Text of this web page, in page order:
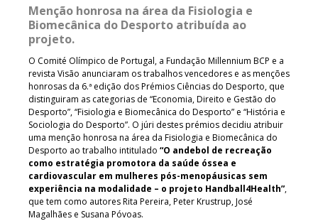
Menção honrosa na área da Fisiologia e
Biomecânica do Desporto atribuída ao
projeto.
O Comité Olímpico de Portugal, a Fundação Millennium BCP e a
revista Visão anunciaram os trabalhos vencedores e as menções
honrosas da 6.ª edição dos Prémios Ciências do Desporto, que
distinguiram as categorias de “Economia, Direito e Gestão do
Desporto”, “Fisiologia e Biomecânica do Desporto” e “História e
Sociologia do Desporto”. O júri destes prémios decidiu atribuir
uma menção honrosa na área da Fisiologia e Biomecânica do
Desporto ao trabalho intitulado “O andebol de recreação
como estratégia promotora da saúde óssea e
cardiovascular em mulheres pós-menopáusicas sem
experiência na modalidade – o projeto Handball4Health”,
que tem como autores Rita Pereira, Peter Krustrup, José
Magalhães e Susana Póvoas.